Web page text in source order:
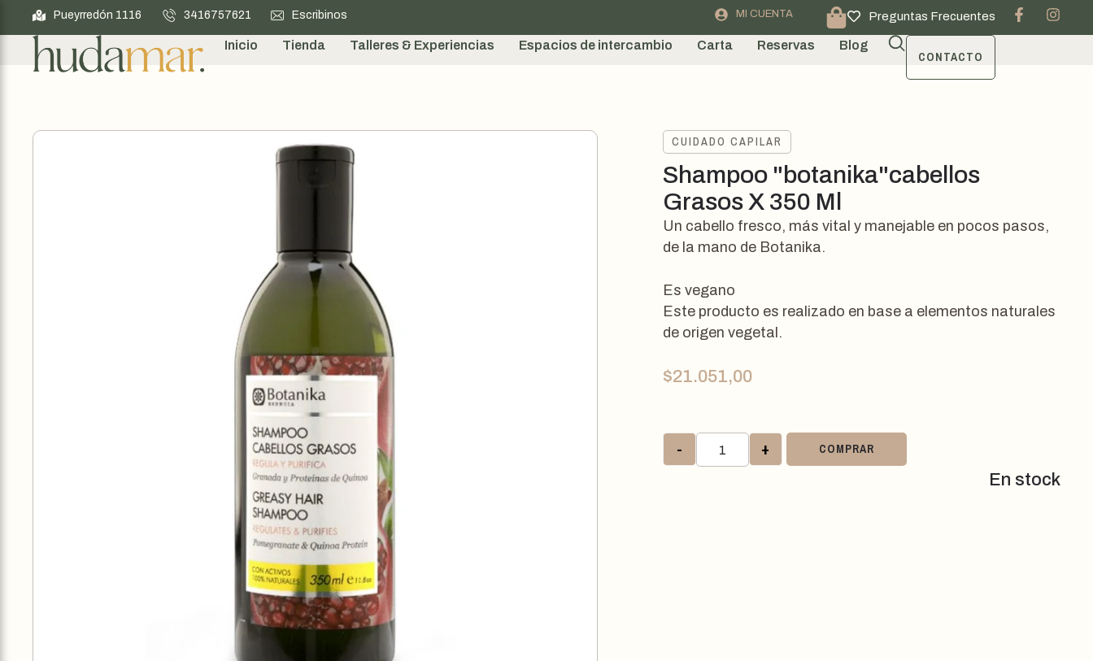
Pueyrredón 1116 3416757621 Escribinos MI CUENTA Preguntas Frecuentes
Inicio Tienda Talleres & Experiencias Espacios de intercambio Carta Reservas Blog
CONTACTO
CUIDADO CAPILAR
Shampoo "botanika"cabellos
Grasos X 350 Ml
Un cabello fresco, más vital y manejable en pocos pasos,
de la mano de Botanika.
Es vegano
Este producto es realizado en base a elementos naturales
de origen vegetal.
$21.051,00
- + COMPRAR
En stock